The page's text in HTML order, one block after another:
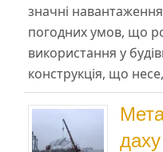
значні
погодних умов, що
використання у
конструкція, що несе,